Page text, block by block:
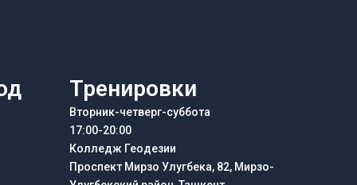
Тренировки
Вторник-четверг-суббота
17:00-20:00
Колледж Геодезии
Проспект Мирзо Улугбека, 82, Мирзо-